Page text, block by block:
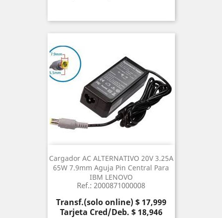
Cargador AC ALTERNATIVO 20V 3.25A
65W 7.9mm Aguja Pin Central Para
IBM LENOVO
Ref.: 2000871000008
Precio
Transf.(solo online) $ 17,999
Tarjeta Cred/Deb. $ 18,946